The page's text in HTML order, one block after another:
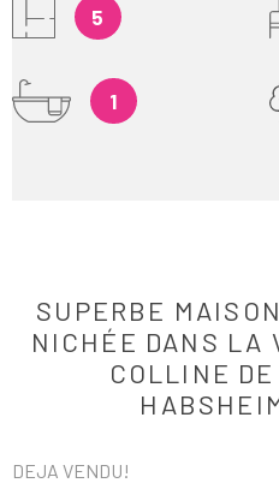
5
1
SUPERBE
NICHÉE DANS LA
COLLINE
DEJA VENDU!